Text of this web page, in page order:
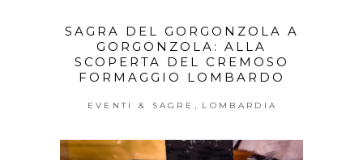
SAGRA DEL GORGONZOLA A
GORGONZOLA: ALLA
SCOPERTA DEL CREMOSO
FORMAGGIO LOMBARDO
EVENTI & SAGRE LOMBARDIA